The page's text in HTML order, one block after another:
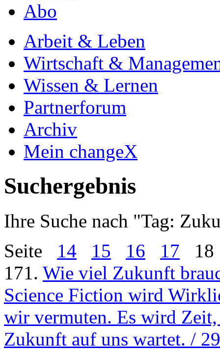
Abo
Arbeit & Leben
Wirtschaft &
Wissen & Lernen
Partnerforum
Archiv
Mein changeX
Suchergebnis
Ihre Suche nach "Tag:
Seite 14 15 16 17 18
171. Wie viel Zukunft
Science Fiction wird
wir vermuten. Es wird Zeit,
Zukunft auf uns wartet. /